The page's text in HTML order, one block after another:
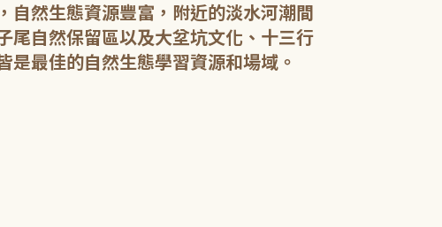
自然生態資源豐富，附近的淡水河潮間
尾自然保留區以及大坌坑文化、十三行